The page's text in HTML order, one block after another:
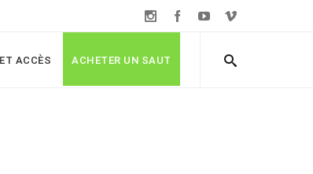
ACCÈS ACHETER UN SAUT